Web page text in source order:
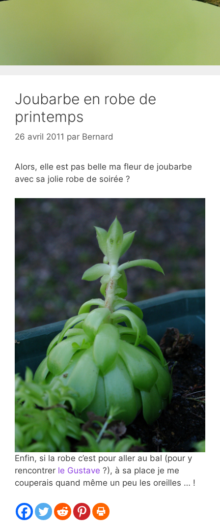
Joubarbe en robe de
printemps
26 avril 2011 par Bernard
Alors, elle est pas belle ma fleur de joubarbe
avec sa jolie robe de soirée ?
Enfin, si la robe c’est pour aller au bal (pour y
rencontrer le Gustave ?), à sa place je me
couperais quand même un peu les oreilles … !